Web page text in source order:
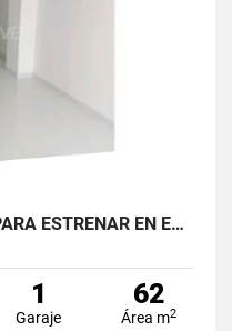
SE VENDE APARTAMENTO PARA ESTRENAR EN EL BARRIO RESTREPO
1
Garaje
62
Área m2